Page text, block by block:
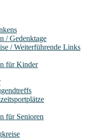
/ Gedenktage
/ Weiterführende Links
für Kinder
für Senioren